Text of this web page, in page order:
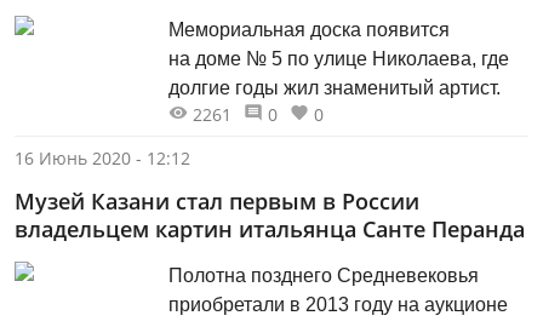
Мемориальная доска появится
на доме № 5 по улице Николаева, где
долгие годы жил знаменитый артист.
2261 0
0
16 Июнь 2020 - 12:12
Музей Казани стал первым в России
владельцем картин итальянца Санте Перанда
Полотна позднего Средневековья
приобретали в 2013 году на аукционе